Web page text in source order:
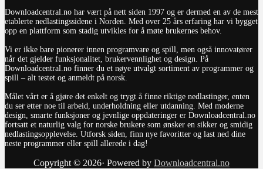
Downloadcentral.no har vært på nett siden 1997 og er dermed en av de mest
etablerte nedlastingssidene i Norden. Med over 25 års erfaring har vi bygget
opp en plattform som stadig utvikles for å møte brukernes behov.
Vi er ikke bare pionerer innen programvare og spill, men også innovatører
når det gjelder funksjonalitet, brukervennlighet og design. På
Downloadcentral.no finner du et nøye utvalgt sortiment av programmer og
spill – alt testet og anmeldt på norsk.
Målet vårt er å gjøre det enkelt og trygt å finne riktige nedlastinger, enten
du ser etter noe til arbeid, underholdning eller utdanning. Med moderne
design, smarte funksjoner og jevnlige oppdateringer er Downloadcentral.no
fortsatt et naturlig valg for norske brukere som ønsker en sikker og smidig
nedlastingsopplevelse. Utforsk siden, finn nye favoritter og last ned dine
neste programmer eller spill allerede i dag!
Copyright © 2026· Powered by Downloadcentral.no